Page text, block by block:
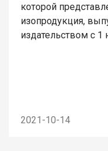
которой
изопродукция,
издательством с 1
2021-10-14